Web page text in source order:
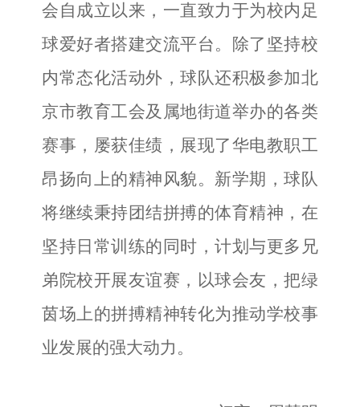
会自成立以来，一直致力于为校内足
球爱好者搭建交流平台。除了坚持校
内常态化活动外，球队还积极参加北
京市教育工会及属地街道举办的各类
赛事，屡获佳绩，展现了华电教职工
昂扬向上的精神风貌。新学期，球队
将继续秉持团结拼搏的体育精神，在
坚持日常训练的同时，计划与更多兄
弟院校开展友谊赛，以球会友，把绿
茵场上的拼搏精神转化为推动学校事
业发展的强大动力。